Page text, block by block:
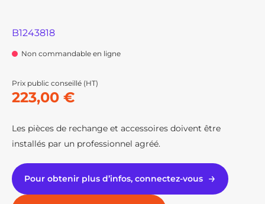
B1243818
Non commandable en ligne
Prix public conseillé (HT)
223,00 €
Les pièces de rechange et accessoires doivent être
installés par un professionnel agréé.
Pour obtenir plus d’infos, connectez-vous